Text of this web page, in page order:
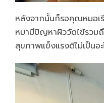
หลังจากนั้นก็รอคุณหมอเ
หมามีปัญหาผิววัดไข้รวม
สุขภาพแข็งแรงดีไม่เป็นอ